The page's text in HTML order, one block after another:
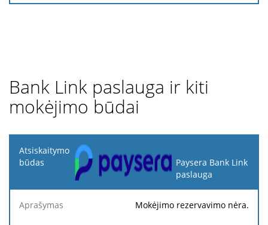
Bank Link paslauga ir kiti
mokėjimo būdai
Atsiskaitymo
būdas
Minimalus
mokestis
Maksimalus
mokestis
Paysera Bank Link
paslauga
Mokėjimo rezervavimo nėra.